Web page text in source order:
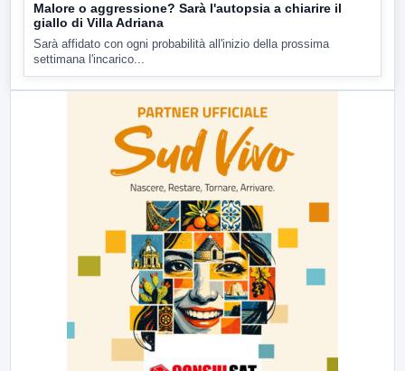
Malore o aggressione? Sarà l'autopsia a chiarire il
giallo di Villa Adriana
Sarà affidato con ogni probabilità all'inizio della prossima
settimana l'incarico...